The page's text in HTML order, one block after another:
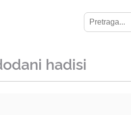
hadisi